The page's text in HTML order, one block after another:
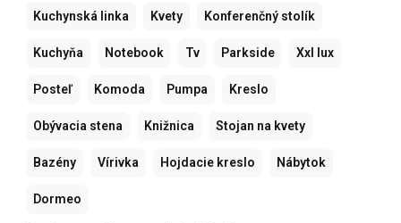
Kuchynská linka Kvety Konferenčný stolík
Kuchyňa Notebook Tv Parkside Xxl lux
Posteľ Komoda Pumpa Kreslo
Obývacia stena Knižnica Stojan na kvety
Bazény Vírivka Hojdacie kreslo Nábytok
Dormeo